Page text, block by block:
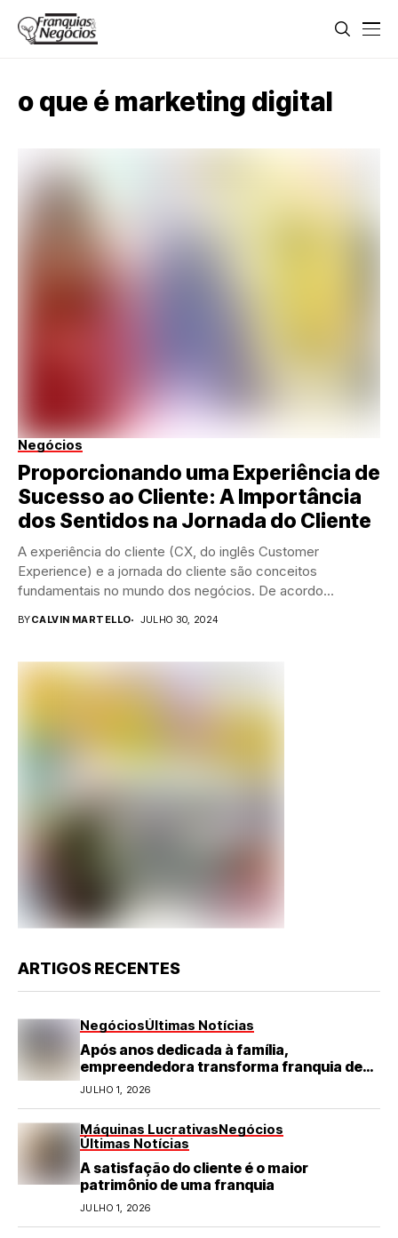
o que é marketing digital
Negócios
Proporcionando uma Experiência de
Sucesso ao Cliente: A Importância
dos Sentidos na Jornada do Cliente
A experiência do cliente (CX, do inglês Customer
Experience) e a jornada do cliente são conceitos
fundamentais no mundo dos negócios. De acordo...
BYCALVIN MARTELLO JULHO 30, 2024
ARTIGOS RECENTES
NegóciosÚltimas Notícias
Após anos dedicada à família,
empreendedora transforma franquia de
turismo em negócio de destaque no RN
JULHO 1, 2026
Máquinas LucrativasNegócios
Últimas Notícias
A satisfação do cliente é o maior
patrimônio de uma franquia
JULHO 1, 2026